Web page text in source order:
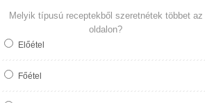
Melyik típusú receptekből szeretnétek többet az
oldalon?
Előétel
Főétel